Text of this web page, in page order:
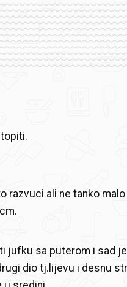
razvuci ali ne tanko
jufku sa puterom i sad
dio tj.lijevu i desnu